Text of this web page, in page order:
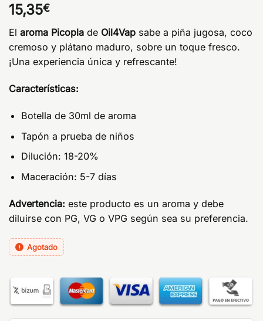
15,35€
El aroma Picopla de Oil4Vap sabe a piña jugosa, coco
cremoso y plátano maduro, sobre un toque fresco.
¡Una experiencia única y refrescante!
Características:
Botella de 30ml de aroma
Tapón a prueba de niños
Dilución: 18-20%
Maceración: 5-7 días
Advertencia: este producto es un aroma y debe
diluirse con PG, VG o VPG según sea su preferencia.
Agotado